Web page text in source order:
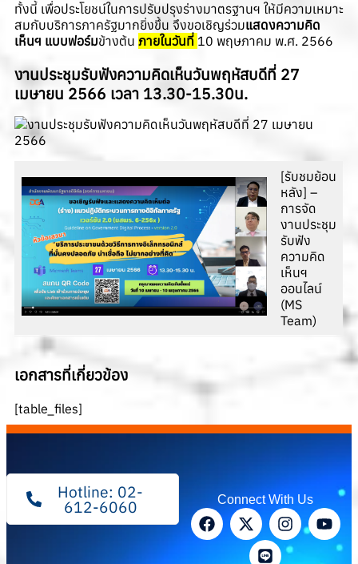
ทั้งนี้ เพื่อประโยชน์ในการปรับปรุงร่างมาตรฐานฯ ให้มีความเหมาะ
สมกับบริการภาครัฐมากยิ่งขึ้น จึงขอเชิญร่วมแสดงความคิด
เห็นฯ แบบฟอร์มข้างต้น ภายในวันที่ 10 พฤษภาคม พ.ศ. 2566
งานประชุมรับฟังความคิดเห็นวันพฤหัสบดีที่ 27
เมษายน 2566 เวลา 13.30-15.30น.
[รับชมย้อน
หลัง] –
การจัด
งานประชุม
รับฟัง
ความคิด
เห็นฯ
ออนไลน์
(MS
Team)
เอกสารที่เกี่ยวข้อง
[table_files]
Hotline: 02-
612-6060 Connect With Us